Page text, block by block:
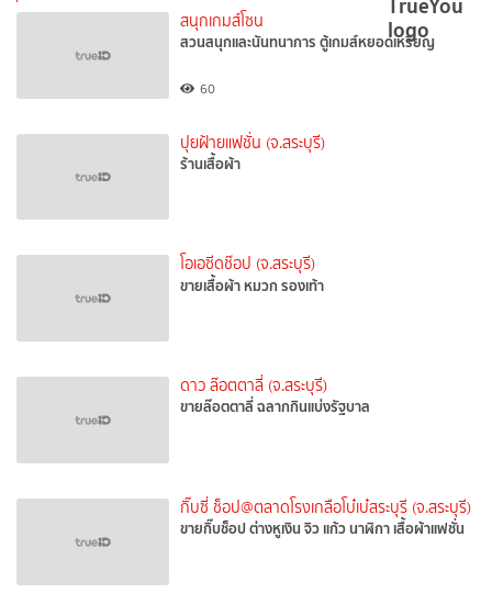
สนุกเกมส์โซน
สวนสนุกและนันทนาการ ตู้เกมส์หยอดเหรียญ
60
ปุยฝ้ายแฟชั่น (จ.สระบุรี)
ร้านเสื้อผ้า
โอเอซีดช๊อป (จ.สระบุรี)
ขายเสื้อผ้า หมวก รองเท้า
ดาว ล๊อตตาลี่ (จ.สระบุรี)
ขายล๊อตตาลี่ ฉลากกินแบ่งรัฐบาล
กิ๊บซี่ ช็อป@ตลาดโรงเกลือโบ๋เบ๋สระบุรี (จ.สระบุรี)
ขายกิ๊บช็อป ต่างหูเงิน จิว แก้ว นาฬิกา เสื้อผ้าแฟชั่น